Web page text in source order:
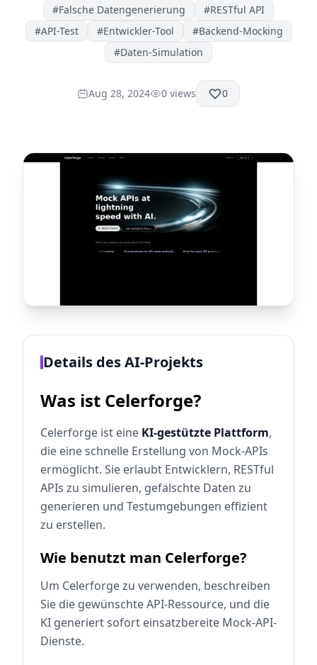
#Falsche Datengenerierung #RESTful API
#API-Test #Entwickler-Tool #Backend-Mocking
#Daten-Simulation
Aug 28, 2024 0 views 0
Details des AI-Projekts
Was ist Celerforge?
Celerforge ist eine KI-gestützte Plattform,
die eine schnelle Erstellung von Mock-APIs
ermöglicht. Sie erlaubt Entwicklern, RESTful
APIs zu simulieren, gefälschte Daten zu
generieren und Testumgebungen effizient
zu erstellen.
Wie benutzt man Celerforge?
Um Celerforge zu verwenden, beschreiben
Sie die gewünschte API-Ressource, und die
KI generiert sofort einsatzbereite Mock-API-
Dienste.